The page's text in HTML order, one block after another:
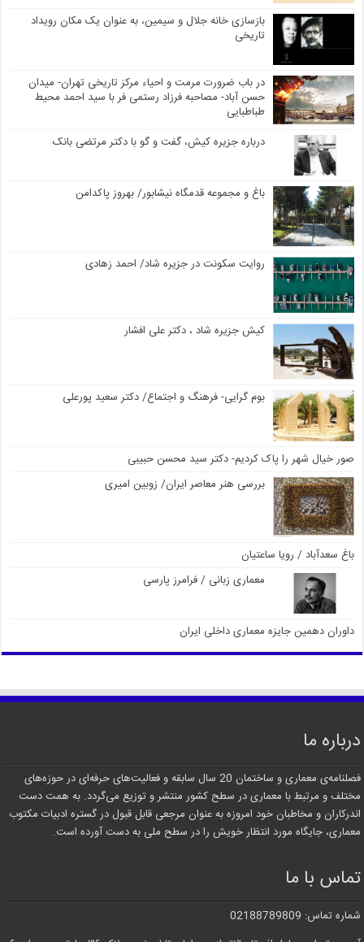
بازسازی خانه جلال و سیمین، به عنوان یک مکان رویداد
تاریخی
در باب ضرورت مرمت و احیاء مرکز تاریخی تهران- میدان
حسن آباد- مصاحبه فرزاد رستمی فر با سید احمد محیط
طباطبایی
درباره جزیره کیش، گفت و گو با دکتر مرتضی بانک
باغ و مجموعه قدمگاه نیشابور/ بهروز پاکدامن
روایت سکونت در جزیره شاد/ احمد زهادی
کیش جزیره شاد ، دکتر علی افشار
بوم گرایی- فرهنگ و اجتماع/ دکتر سعید پورعلی
صور خیال شهر را پاک کردیم- دکتر سید محسن حبیبی
بررسی هنر معاصر ایران/ زوبین امیری
باغ سعدآباد / رویا ساعتیان
معماری زبانی / فرامرز پارسی
داوران دهمین جایزه معماری داخلی ایران
درباره ما
فصلنامه‌ی معماری و ساختمان 20 سال سابقه و فعالیت‌های حرفه‌ای در حوزه‌های
مختلف و مرتبط با معماری در سطح کشور منتشر و توزیع می‌گردد. به همت دست
اندرکاران و مخاطبان خود امروزه به عنوان مرجعی قابل قبول در گستره ادبیات مکتوب
معماری، جایگاه مورد انتظار خویش را در سطح ملی به دست آورده است.
تماس با ما
شماره تماس: 02188789809